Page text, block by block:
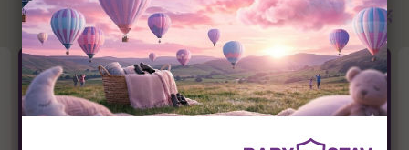
מוצרים מובילים